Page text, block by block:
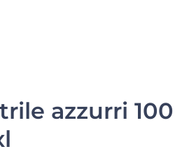
azzurri 100